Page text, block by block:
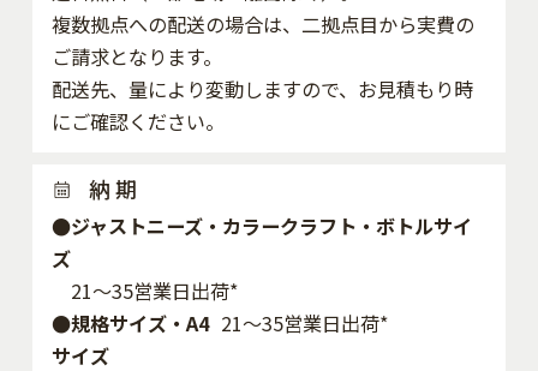
複数拠点への配送の場合は、二拠点目から実費の
ご請求となります。
配送先、量により変動しますので、お見積もり時
にご確認ください。
納 期
●ジャストニーズ・カラークラフト・ボトルサイ
ズ
21～35営業日出荷*
●規格サイズ・A4
サイズ
21～35営業日出荷*